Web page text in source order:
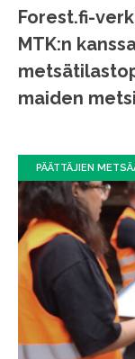
Forest.fi-
MTK:n
maiden
PÄÄTTÄJIEN